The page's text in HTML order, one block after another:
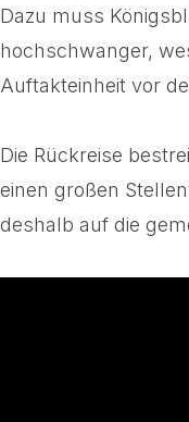
Dazu muss
hochschwanger,
Auftakteinheit vor
Die Rückreise
einen großen
deshalb auf die